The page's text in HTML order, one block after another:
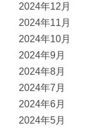
2024年12月
2024年11月
2024年10月
2024年9月
2024年8月
2024年7月
2024年6月
2024年5月